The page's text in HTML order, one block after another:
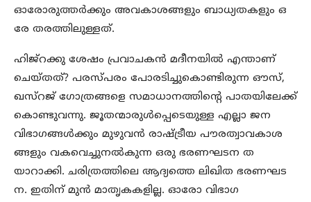
ഓരോരുത്തര്‍ക്കും അവകാശങ്ങളും ബാധ്യതകളും ഒ
രേ തരത്തിലുള്ളത്.
ഹിജ്‌റക്കു ശേഷം പ്രവാചകന്‍ മദീനയില്‍ എന്താണ്
ചെയ്തത്? പരസ്പരം പോരടിച്ചുകൊണ്ടിരുന്ന ഔസ്,
ഖസ്‌റജ് ഗോത്രങ്ങളെ സമാധാനത്തിന്‍റെ പാതയിലേക്ക്
കൊണ്ടുവന്നു. ജൂതന്മാരുള്‍പ്പെടെയുള്ള എല്ലാ ജന
വിഭാഗങ്ങള്‍ക്കും മുഴുവന്‍ രാഷ്ട്രീയ പൗരത്വാവകാശ
ങ്ങളും വകവെച്ചുനല്‍കുന്ന ഒരു ഭരണഘടന ത
യാറാക്കി. ചരിത്രത്തിലെ ആദ്യത്തെ ലിഖിത ഭരണഘട
ന. ഇതിന് മുന്‍ മാതൃകകളില്ല. ഓരോ വിഭാഗ